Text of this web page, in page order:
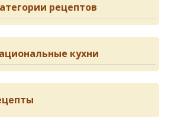
рецептов
кухни